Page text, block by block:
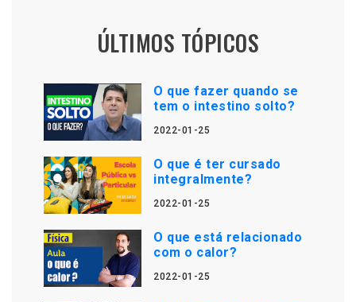
ÚLTIMOS TÓPICOS
O que fazer quando se
tem o intestino solto?
2022-01-25
O que é ter cursado
integralmente?
2022-01-25
O que está relacionado
com o calor?
2022-01-25